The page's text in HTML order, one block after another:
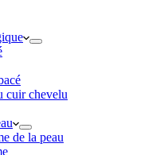
cuir chevelu
de la peau